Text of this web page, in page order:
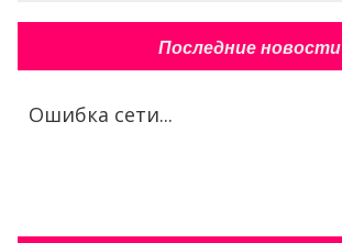
Последние новости
Ошибка сети...